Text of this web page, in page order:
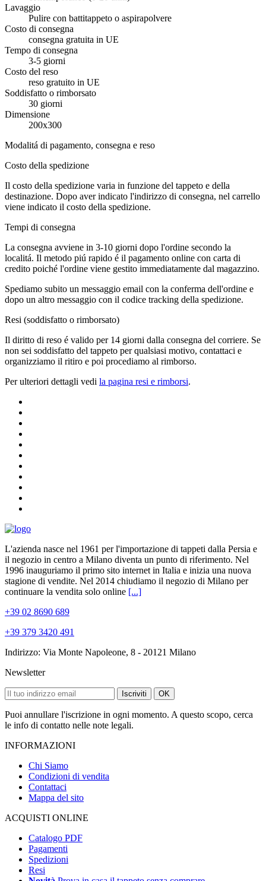
Lavaggio
Pulire con battitappeto o aspirapolvere
Costo di consegna
consegna gratuita in UE
Tempo di consegna
3-5 giorni
Costo del reso
reso gratuito in UE
Soddisfatto o rimborsato
30 giorni
Dimensione
200x300
Modalitá di pagamento, consegna e reso
Costo della spedizione
Il costo della spedizione varia in funzione del tappeto e della
destinazione. Dopo aver indicato l'indirizzo di consegna, nel carrello
viene indicato il costo della spedizione.
Tempi di consegna
La consegna avviene in 3-10 giorni dopo l'ordine secondo la
localitá. Il metodo piú rapido é il pagamento online con carta di
credito poiché l'ordine viene gestito immediatamente dal magazzino.
Spediamo subito un messaggio email con la conferma dell'ordine e
dopo un altro messaggio con il codice tracking della spedizione.
Resi (soddisfatto o rimborsato)
Il diritto di reso é valido per 14 giorni dalla consegna del corriere. Se
non sei soddisfatto del tappeto per qualsiasi motivo, contattaci e
organizziamo il ritiro e poi procediamo al rimborso.
Per ulteriori dettagli vedi la pagina resi e rimborsi.
L'azienda nasce nel 1961 per l'importazione di tappeti dalla Persia e
il negozio in centro a Milano diventa un punto di riferimento. Nel
1996 inauguriamo il primo sito internet in Italia e inizia una nuova
stagione di vendite. Nel 2014 chiudiamo il negozio di Milano per
continuare la vendita solo online [...]
+39 02 8690 689
+39 379 3420 491
Indirizzo: Via Monte Napoleone, 8 - 20121 Milano
Newsletter
Iscriviti OK
Puoi annullare l'iscrizione in ogni momento. A questo scopo, cerca
le info di contatto nelle note legali.
INFORMAZIONI
Chi Siamo
Condizioni di vendita
Contattaci
Mappa del sito
ACQUISTI ONLINE
Catalogo PDF
Pagamenti
Spedizioni
Resi